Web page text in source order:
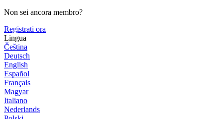
Non sei ancora membro?
Registrati ora
Lingua
Čeština
Deutsch
English
Español
Français
Magyar
Italiano
Nederlands